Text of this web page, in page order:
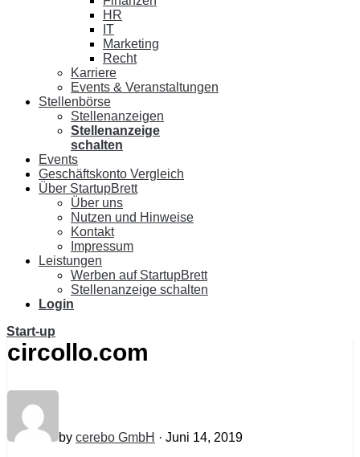
HR
IT
Marketing
Recht
Karriere
Events & Veranstaltungen
Stellenbörse
Stellenanzeigen
Stellenanzeige
schalten
Events
Geschäftskonto Vergleich
Über StartupBrett
Über uns
Nutzen und Hinweise
Kontakt
Impressum
Leistungen
Werben auf StartupBrett
Stellenanzeige schalten
Login
Start-up
circollo.com
by cerebo GmbH · Juni 14, 2019